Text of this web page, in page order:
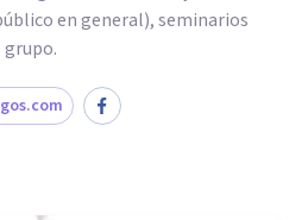
en general), seminarios